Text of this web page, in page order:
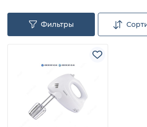
Фильтры